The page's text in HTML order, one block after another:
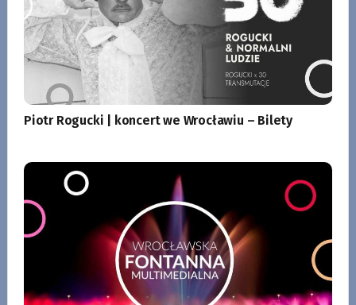
Piotr Rogucki | koncert we Wrocławiu – Bilety